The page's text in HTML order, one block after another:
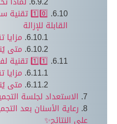
1️⃣0️⃣
القابلة للإزالة
متى
1️⃣1️⃣ تقنية لفت سمايل» رفع الابتسامة
متى
الاستعداد لجلسة
رعاية الأسنان بعد
على النتائج✨